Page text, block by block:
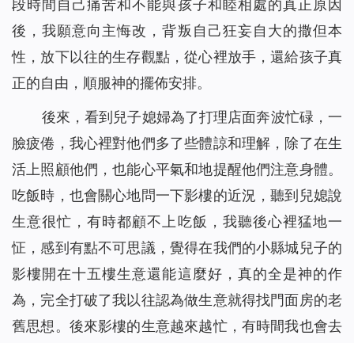
段時間自己痛苦和不能與孩子和睦相處的真正原因
後，我願意向主悔改，背叛自己狂妄自大的撒但本
性，放下以往的生存觀點，從心裡放手，還給孩子真
正的自由，順服神的擺佈安排。
後來，看到兒子媳婦為了打理店面奔波忙碌，一
臉疲倦，我心裡對他們多了些體諒和理解，除了在生
活上照顧他們，也能心平氣和地提醒他們注意身體。
吃飯時，也會關心地問一下影樓的近況，聽到兒媳說
生意很忙，有時都顧不上吃飯，我聽後心裡猛地一
怔，感到有點不可思議，覺得在我們的小縣城兒子的
影樓開在十五樓生意還能這麼好，真的全是神的作
為，完全打破了我以往認為做生意就得找門面房的老
舊思想。後來影樓的生意越來越忙，有時間我也會去